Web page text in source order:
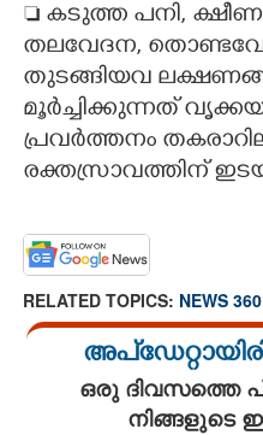
 കടുത്ത പനി,​
തലവേദന,​
തുടങ്ങിയവ
മൂർച്ചിക്കുന്നത്
പ്രവർത്തനം
രക്തസ്രാവത്തിന്
RELATED TOPICS: NEWS 360
ഒരു ദിവസത്തെ